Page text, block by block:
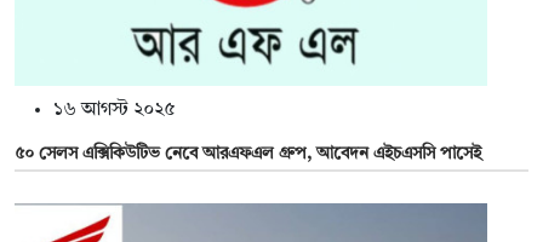
১৬ আগস্ট ২০২৫
৫০ সেলস এক্সিকিউটিভ নেবে আরএফএল গ্রুপ, আবেদন এইচএসসি পাসেই